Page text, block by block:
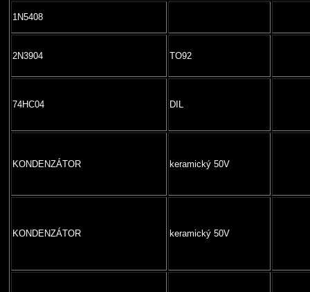
1N5408
2N3904 TO92
74HC04 DIL
KONDENZÁTOR keramický 50V
KONDENZÁTOR keramický 50V